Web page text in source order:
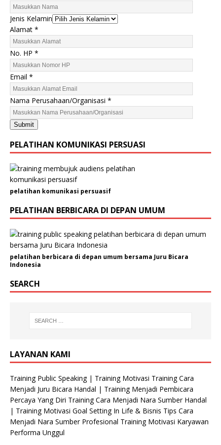
Jenis Kelamin
Alamat *
No. HP *
Email *
E
m
a
i
l
N
o
.
e
l
a
m
i
Nama Perusahaan/Organisasi *
Submit
PELATIHAN KOMUNIKASI PERSUASI
pelatihan komunikasi persuasif
PELATIHAN BERBICARA DI DEPAN UMUM
pelatihan berbicara di depan umum bersama Juru Bicara
Indonesia
SEARCH
LAYANAN KAMI
Training Public Speaking | Training Motivasi Training Cara
Menjadi Juru Bicara Handal | Training Menjadi Pembicara
Percaya Yang Diri Training Cara Menjadi Nara Sumber Handal
| Training Motivasi Goal Setting In Life & Bisnis Tips Cara
Menjadi Nara Sumber Profesional Training Motivasi Karyawan
Performa Unggul